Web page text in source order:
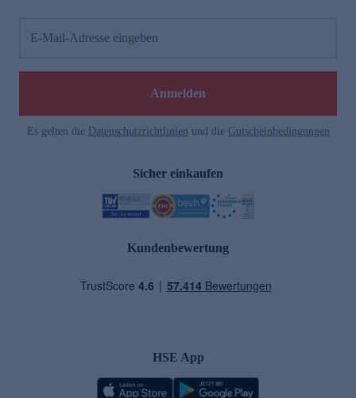
E-Mail-Adresse eingeben
Anmelden
Es gelten die Datenschutzrichtlinien und die Gutscheinbedingungen
Sicher einkaufen
Kundenbewertung
HSE App